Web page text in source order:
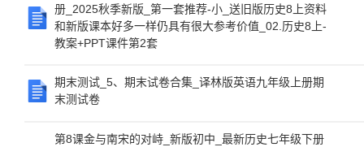
册_2025秋季新版_第一套推荐-小_送旧版历史8上资料
和新版课本好多一样仍具有很大参考价值_02.历史8上-
教案+PPT课件第2套
期末测试_5、期末试卷合集_译林版英语九年级上册期
末测试卷
第8课金与南宋的对峙_新版初中_最新历史七年级下册